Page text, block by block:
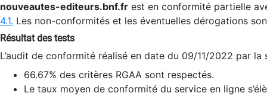
nouveautes-editeurs.bnf.fr est en conformité partielle
4.1. Les non-conformités et les éventuelles dérogations
Résultat des tests
L’audit de conformité réalisé en date du 09/11/2022 par
66.67% des critères RGAA sont respectés.
Le taux moyen de conformité du service en ligne